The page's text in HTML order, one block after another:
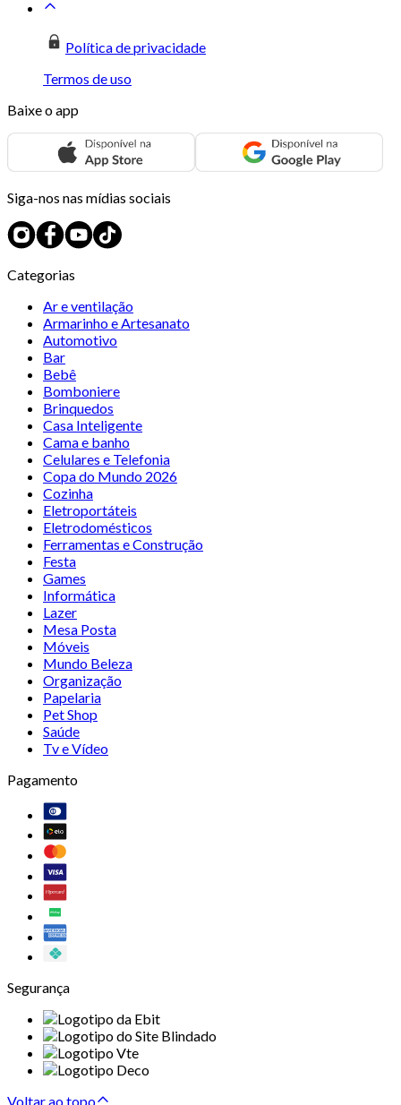
Política de privacidade
Termos de uso
Baixe o app
Siga-nos nas mídias sociais
Categorias
Ar e ventilação
Armarinho e Artesanato
Automotivo
Bar
Bebê
Bomboniere
Brinquedos
Casa Inteligente
Cama e banho
Celulares e Telefonia
Copa do Mundo 2026
Cozinha
Eletroportáteis
Eletrodomésticos
Ferramentas e Construção
Festa
Games
Informática
Lazer
Mesa Posta
Móveis
Mundo Beleza
Organização
Papelaria
Pet Shop
Saúde
Tv e Vídeo
Pagamento
Segurança
Voltar ao topo